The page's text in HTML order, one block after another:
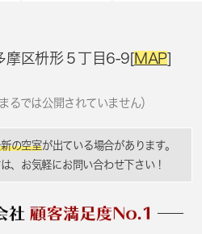
摩区枡形５丁目6-9[MAP]
るでは公開されていません）
の空室が出ている場合があります。
、お気軽にお問い合わせ下さい！